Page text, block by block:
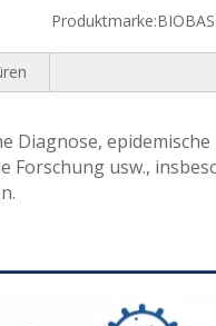
Produktmarke:
Diagnose,
Forschung usw.,